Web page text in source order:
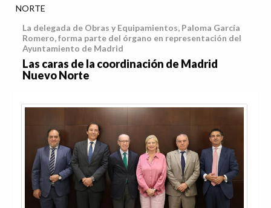
NORTE
La delegada de Obras y Equipamientos, Paloma García
Romero, forma parte del órgano en representación del
Ayuntamiento de Madrid
Las caras de la coordinación de Madrid
Nuevo Norte